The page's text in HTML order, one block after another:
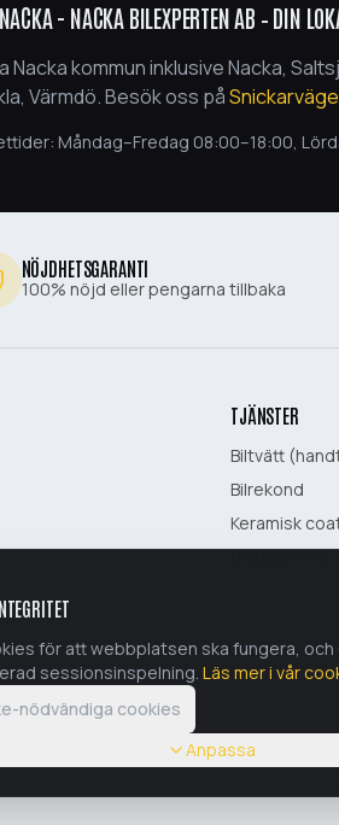
- NACKA BILEXPERTEN AB – DIN
Nacka kommun inklusiveNacka,
Värmdö. Besök oss på
Måndag–Fredag 08:00–18:00,
NÖJDHETSGARANTI
100% nöjd eller pengarna tillbaka
TJÄNSTER
Biltvätt
Bilrekond
Keramisk
Däckservice
för att webbplatsen ska fungera,
sessionsinspelning. Läs mer i vår
nödvändiga cookies
Anpassa